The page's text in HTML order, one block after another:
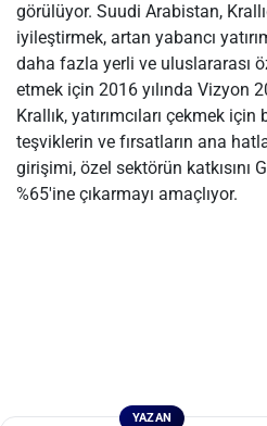
görülüyor. Suudi Arabistan,
iyileştirmek, artan yabancı
daha fazla yerli ve uluslararası
etmek için 2016 yılında Vizyon
Krallık, yatırımcıları çekmek
teşviklerin ve fırsatların ana
girişimi, özel sektörün katkısını
%65'ine çıkarmayı amaçlıyor.
YAZAN